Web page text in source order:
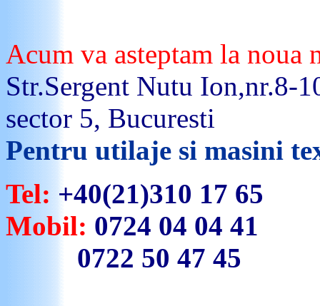
Acum va asteptam la noua
Str.Sergent Nutu Ion,nr.8-
sector 5, Bucuresti
Pentru utilaje si masini
Tel:
Mobil: 0724 04 04 41
0722 50 47 45